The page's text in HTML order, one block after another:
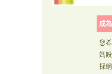
成
您
媽
採